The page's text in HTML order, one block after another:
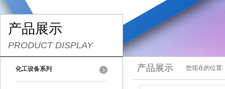
产品展示
PRODUCT DISPLAY
化工设备系列 产品展示 您现在的位置: